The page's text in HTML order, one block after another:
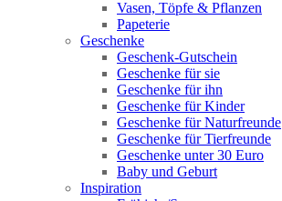
Vasen, Töpfe & Pflanzen
Papeterie
Geschenke
Geschenk-Gutschein
Geschenke für sie
Geschenke für ihn
Geschenke für Kinder
Geschenke für Naturfreunde
Geschenke für Tierfreunde
Geschenke unter 30 Euro
Baby und Geburt
Inspiration